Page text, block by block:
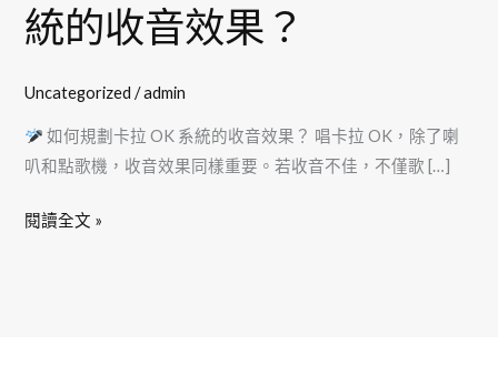
統的收音效果？
Uncategorized /admin
如何規劃卡拉 OK 系統的收音效果？ 唱卡拉 OK，除了喇
叭和點歌機，收音效果同樣重要。若收音不佳，不僅歌 […]
閱讀全文 »